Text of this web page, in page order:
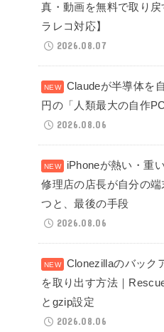
真・動画を無料で取り
ラレコ対応】
2026.08.07
Claudeが半導体を
円の「人類最大の自作
2026.08.06
iPhoneが熱い・重
修理店の店長が自分の
つと、最後の手段
2026.08.06
Clonezillaのバック
を取り出す方法｜
とgzip設定
2026.08.06